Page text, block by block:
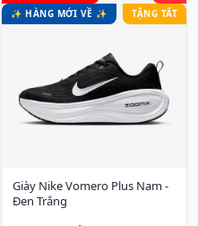
✨ HÀNG MỚI VỀ ✨
TẶNG TẤT
Giày Nike Vomero Plus Nam -
Đen Trắng